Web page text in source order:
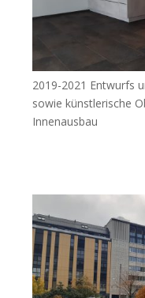
2019-2021 Entwurfs
sowie künstlerische
Innenausbau